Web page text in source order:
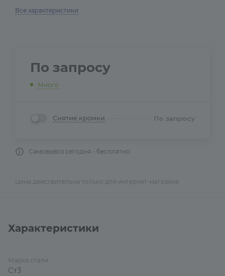
Все характеристики
По запросу
Много
Снятие кромки По запросу
Самовывоз сегодня - бесплатно
Цена действительна только для интернет-магазина
Характеристики
Марка стали
Ст3